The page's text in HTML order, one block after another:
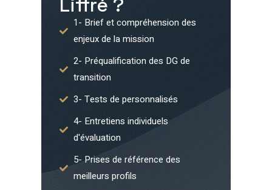
1- Brief et compréhension des
enjeux de la mission
2- Préqualification des DG de
transition
3- Tests de personnalisés
4- Entretiens individuels
d'évaluation
5- Prises de référence des
meilleurs profils